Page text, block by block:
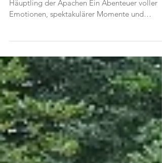
Karl-May-Festspiele in Elspe 2026: Winnetou –
Sommer 2026 wieder zu einem
außergewöhnlichen Erlebnis für die ganze
Familie ein. Mit der Neuinszenierung von
„Winnetou I“ erwartet die Besucher eine
mitreißende Mischung aus spannender Action,
beeindruckenden Reitszenen und einer
Geschichte, die bis heute nichts von ihrer
Aktualität verloren hat. Und dire